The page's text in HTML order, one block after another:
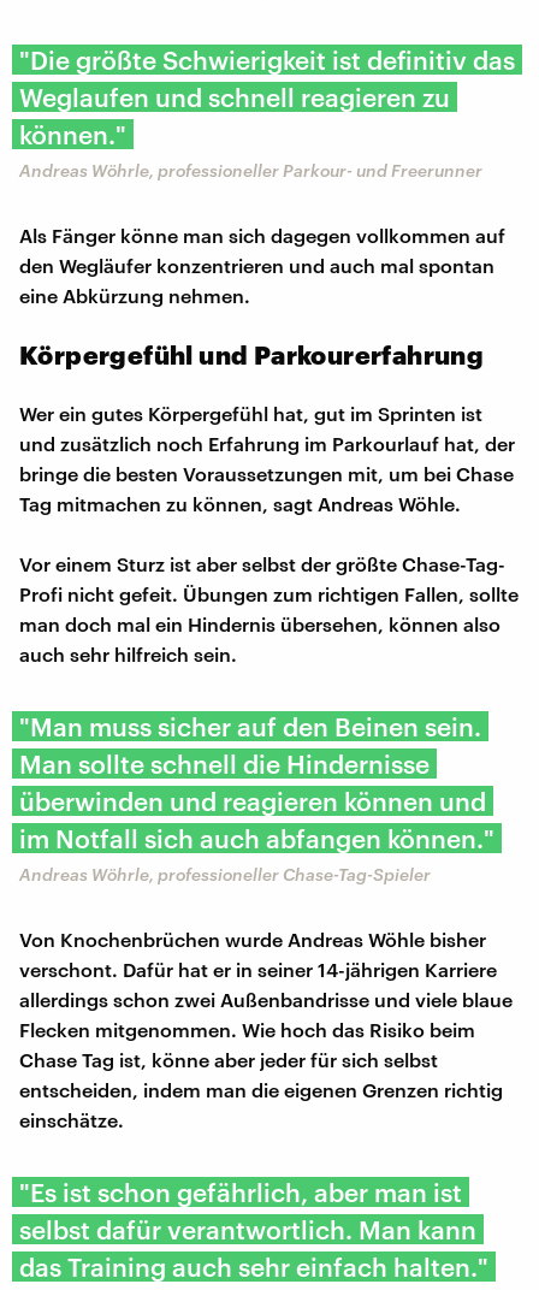
"Die größte Schwierigkeit ist definitiv das
Weglaufen und schnell reagieren zu
können."
Andreas Wöhrle, professioneller Parkour- und Freerunner
Als Fänger könne man sich dagegen vollkommen auf
den Wegläufer konzentrieren und auch mal spontan
eine Abkürzung nehmen.
Körpergefühl und Parkourerfahrung
Wer ein gutes Körpergefühl hat, gut im Sprinten ist
und zusätzlich noch Erfahrung im Parkourlauf hat, der
bringe die besten Voraussetzungen mit, um bei Chase
Tag mitmachen zu können, sagt Andreas Wöhle.
Vor einem Sturz ist aber selbst der größte Chase-Tag-
Profi nicht gefeit. Übungen zum richtigen Fallen, sollte
man doch mal ein Hindernis übersehen, können also
auch sehr hilfreich sein.
"Man muss sicher auf den Beinen sein.
Man sollte schnell die Hindernisse
überwinden und reagieren können und
im Notfall sich auch abfangen können."
Andreas Wöhrle, professioneller Chase-Tag-Spieler
Von Knochenbrüchen wurde Andreas Wöhle bisher
verschont. Dafür hat er in seiner 14-jährigen Karriere
allerdings schon zwei Außenbandrisse und viele blaue
Flecken mitgenommen. Wie hoch das Risiko beim
Chase Tag ist, könne aber jeder für sich selbst
entscheiden, indem man die eigenen Grenzen richtig
einschätze.
"Es ist schon gefährlich, aber man ist
selbst dafür verantwortlich. Man kann
das Training auch sehr einfach halten."